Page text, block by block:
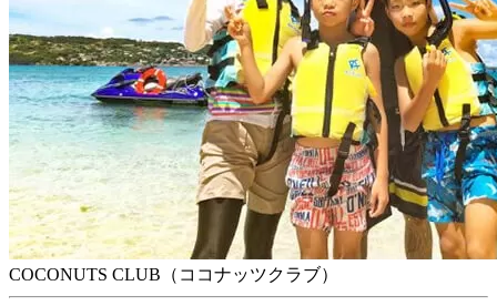
COCONUTS CLUB（ココナッツクラブ）